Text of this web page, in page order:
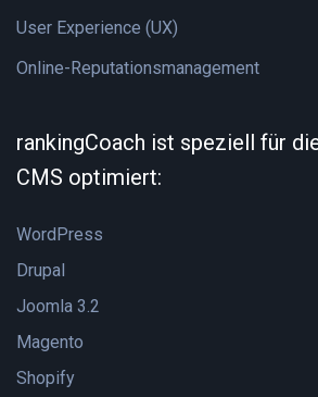
User Experience (UX)
Online-Reputationsmanagement
rankingCoach ist speziell für
CMS optimiert:
WordPress
Drupal
Joomla 3.2
Magento
Shopify